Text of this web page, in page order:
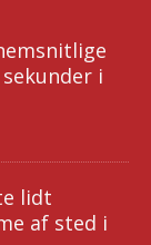
i
lidt
af sted i